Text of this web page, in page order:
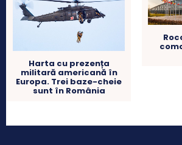
Harta cu prezența
militară americană în
Europa. Trei baze-cheie
sunt în România